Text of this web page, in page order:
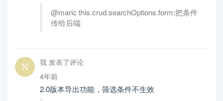
@maric this.crud.searchOptions.form;把条件
传给后端
我 发表了评论
4年前
2.0版本导出功能，筛选条件不生效